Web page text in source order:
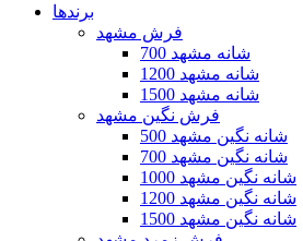
برندها
فرش مشهد
700 شانه مشهد
1200 شانه مشهد
1500 شانه مشهد
فرش نگین مشهد
500 شانه نگین مشهد
700 شانه نگین مشهد
1000 شانه نگین مشهد
1200 شانه نگین مشهد
1500 شانه نگین مشهد